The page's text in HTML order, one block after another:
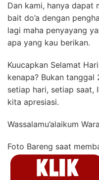
Dan kami, hanya dapat
bait do’a dengan
lagi maha penyayang
apa yang kau berikan.
Kuucapkan Selamat
kenapa? Bukan
setiap hari, setiap saat,
kita apresiasi.
Wassalamu’alaikum
Foto Bareng saat